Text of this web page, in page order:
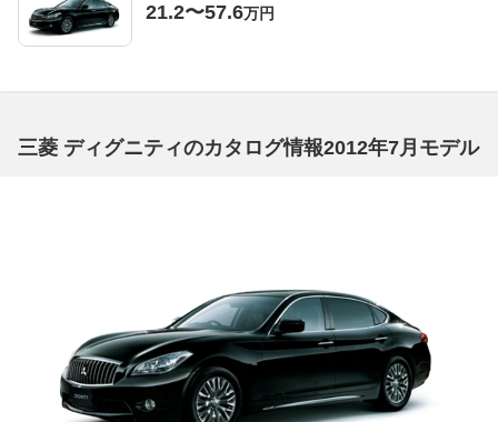
21.2〜57.6万円
三菱 ディグニティのカタログ情報2012年7月モデル